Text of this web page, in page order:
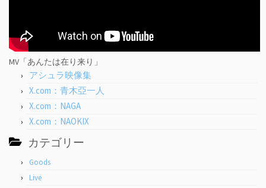
MV「あんたは在り来り」
アシュラ映像集
X.com：青木亞一人
X.com：NAGA
X.com：NAOKIX
カテゴリー
Goods
Live